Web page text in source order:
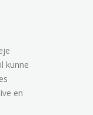
kunne
en